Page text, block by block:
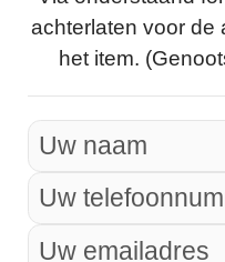
achterlaten voor de
het item.